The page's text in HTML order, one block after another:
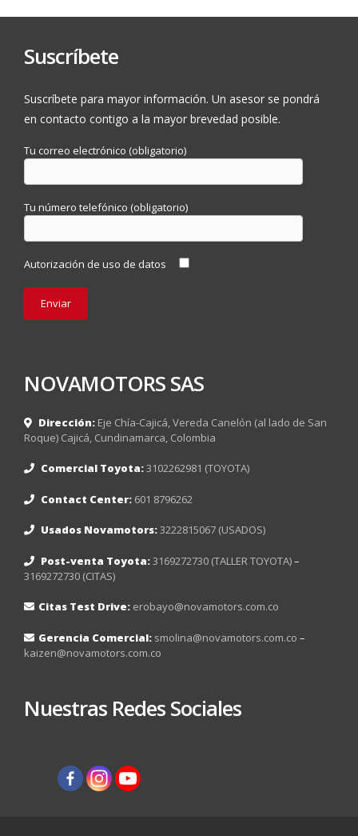
Suscríbete
Suscríbete para mayor información. Un asesor se pondrá
en contacto contigo a la mayor brevedad posible.
Tu correo electrónico (obligatorio)
Tu número telefónico (obligatorio)
Autorización de uso de datos
NOVAMOTORS SAS
Dirección: Eje Chía-Cajicá, Vereda Canelón (al lado de San
Roque) Cajicá, Cundinamarca, Colombia
Comercial Toyota:3102262981 (TOYOTA)
Contact Center: 601 8796262
Usados Novamotors:3222815067 (USADOS)
Post-venta Toyota:3169272730 (TALLER TOYOTA)–
3169272730 (CITAS)
Citas Test Drive: erobayo@novamotors.com.co
Gerencia Comercial: smolina@novamotors.com.co –
kaizen@novamotors.com.co
Nuestras Redes Sociales